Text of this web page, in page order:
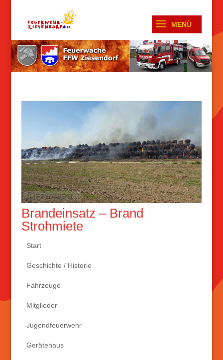
Brandeinsatz – Brand
Strohmiete
Start
Geschichte / Historie
Fahrzeuge
Mitglieder
Jugendfeuerwehr
Gerätehaus